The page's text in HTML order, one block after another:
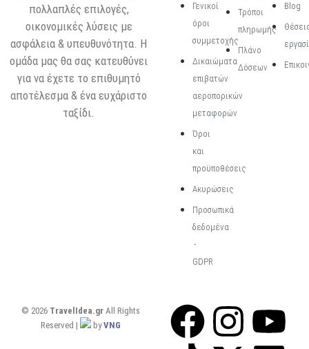
πολλαπλές επιλογές,
οικονομικές λύσεις με
ασφάλεια & υπευθυνότητα. Η
ομάδα μας θα σας κατευθύνει
για να έχετε το επιθυμητό
αποτέλεσμα & ένα ευχάριστο
ταξίδι.
Γενικοί
όροι
συμμετοχής
Δικαιώματα
επιβατών
αεροπορικών
μεταφορών
Όροι
και
προϋποθέσεις
Ακυρώσεις
Προσωπικά
δεδομένα
-
GDPR
Τρόποι
πληρωμής
Πλάνο
Δόσεων
Blog
© 2026 TravelIdea.gr All Rights
Reserved |
byVNG